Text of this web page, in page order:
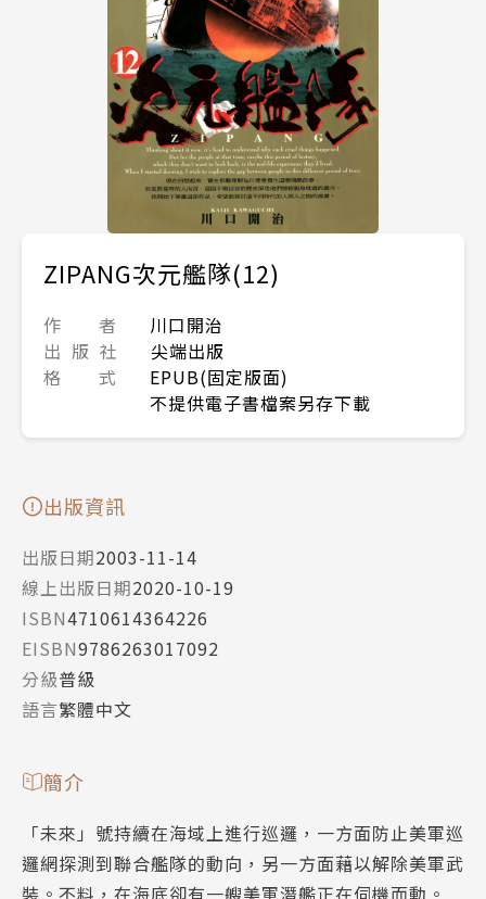
ZIPANG次元艦隊(12)
作 者
川口開治
出 版 社
尖端出版
格 式
EPUB(固定版面)
不提供電子書檔案另存下載
出版資訊
出版日期2003-11-14
線上出版日期2020-10-19
ISBN4710614364226
EISBN9786263017092
分級普級
語言繁體中文
簡介
「未來」號持續在海域上進行巡邏，一方面防止美軍巡
邏網探測到聯合艦隊的動向，另一方面藉以解除美軍武